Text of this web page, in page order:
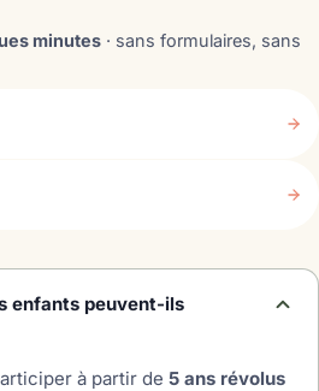
minutes · sans formulaires, sans
enfants peuvent-ils
à partir de 5 ans révolus